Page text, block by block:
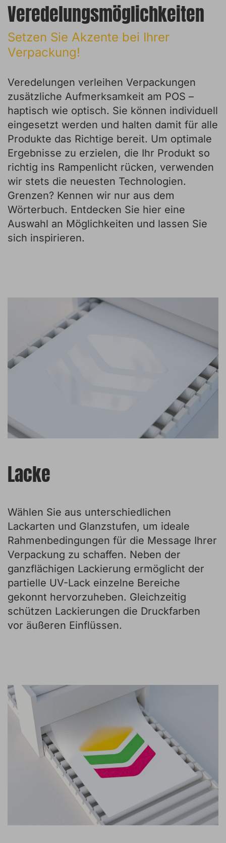
Veredelungsmöglichkeiten
Setzen Sie Akzente bei Ihrer
Verpackung!
Veredelungen verleihen Verpackungen
zusätzliche Aufmerksamkeit am POS –
haptisch wie optisch. Sie können individuell
eingesetzt werden und halten damit für alle
Produkte das Richtige bereit. Um optimale
Ergebnisse zu erzielen, die Ihr Produkt so
richtig ins Rampenlicht rücken, verwenden
wir stets die neuesten Technologien.
Grenzen? Kennen wir nur aus dem
Wörterbuch. Entdecken Sie hier eine
Auswahl an Möglichkeiten und lassen Sie
sich inspirieren.
Lacke
Wählen Sie aus unterschiedlichen
Lackarten und Glanzstufen, um ideale
Rahmenbedingungen für die Message Ihrer
Verpackung zu schaffen. Neben der
ganzflächigen Lackierung ermöglicht der
partielle UV-Lack einzelne Bereiche
gekonnt hervorzuheben. Gleichzeitig
schützen Lackierungen die Druckfarben
vor äußeren Einflüssen.